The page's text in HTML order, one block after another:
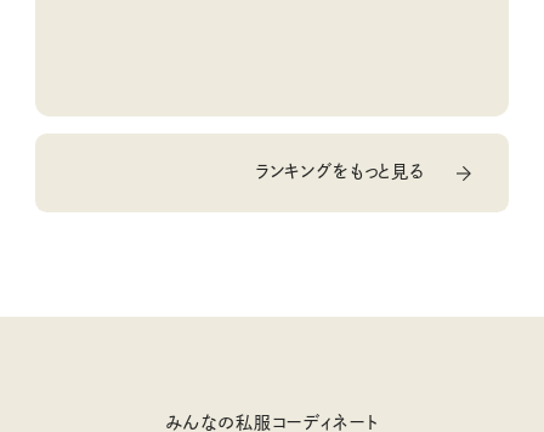
ランキングをもっと見る
みんなの私服コーディネート